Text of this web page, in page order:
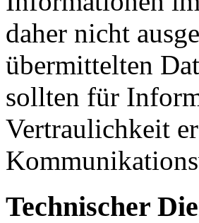
daher nicht
übermittelten
sollten für
Vertraulichkeit
Technischer